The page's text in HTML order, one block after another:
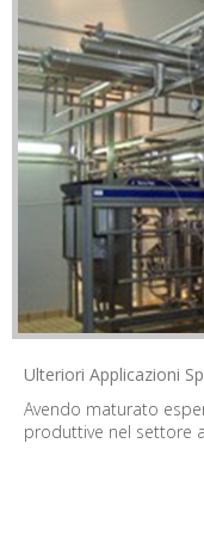
Ulteriori Applicazioni
Avendo maturato
produttive nel settore